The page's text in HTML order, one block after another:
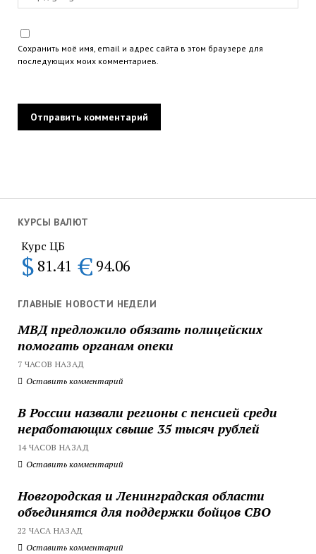
КУРСЫ ВАЛЮТ
Курс ЦБ
$ 81.41 € 94.06
ГЛАВНЫЕ НОВОСТИ НЕДЕЛИ
МВД предложило обязать полицейских
помогать органам опеки
7 ЧАСОВ НАЗАД
Оставить комментарий
В России назвали регионы с пенсией среди
неработающих свыше 35 тысяч рублей
14 ЧАСОВ НАЗАД
Оставить комментарий
Новгородская и Ленинградская области
объединятся для поддержки бойцов СВО
22 ЧАСА НАЗАД
Оставить комментарий
Сохранить моё имя, email и адрес сайта в этом браузере для
последующих моих комментариев.